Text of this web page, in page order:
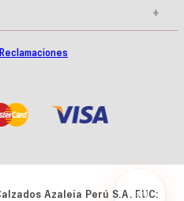
+
Azaleia Perú S.A. RUC: